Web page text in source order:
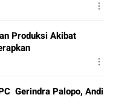
Produksi Akibat
Gerindra Palopo, Andi